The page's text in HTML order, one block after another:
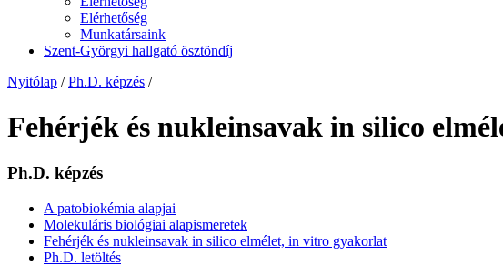
Elérhetőség
Munkatársaink
Szent-Györgyi hallgató ösztöndíj
Nyitólap / Ph.D. képzés /
Fehérjék és nukleinsavak in silico
Ph.D. képzés
A patobiokémia alapjai
Molekuláris biológiai alapismeretek
Fehérjék és nukleinsavak in silico elmélet, in vitro gyakorlat
Ph.D. letöltés